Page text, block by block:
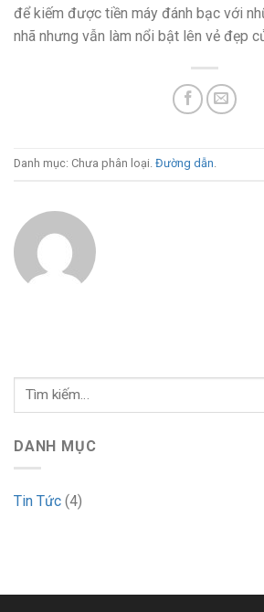
để kiếm được tiền máy đánh bạc với
nhã nhưng vẫn làm nổi bật lên vẻ đẹp
Danh mục: Chưa phân loại. Đường dẫn.
DANH MỤC
Tin Tức (4)